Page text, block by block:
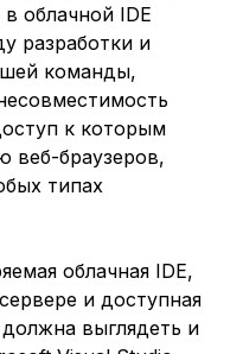
облачной IDE
разработки и
команды,
к которым
веб-браузеров,
типах
облачная IDE,
и доступная
выглядеть и